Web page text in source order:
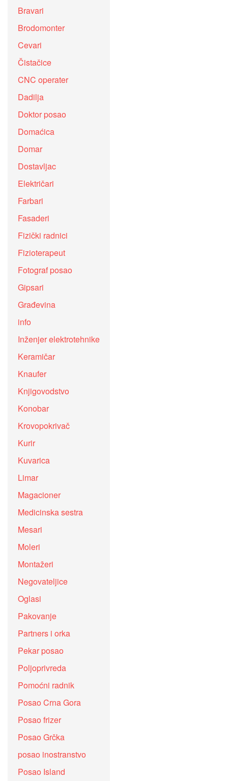
Bravari
Brodomonter
Cevari
Čistačice
CNC operater
Dadilja
Doktor posao
Domaćica
Domar
Dostavljac
Električari
Farbari
Fasaderi
Fizički radnici
Fizioterapeut
Fotograf posao
Gipsari
Građevina
info
Inženjer elektrotehnike
Keramičar
Knaufer
Knjigovodstvo
Konobar
Krovopokrivač
Kurir
Kuvarica
Limar
Magacioner
Medicinska sestra
Mesari
Moleri
Montažeri
Negovateljice
Oglasi
Pakovanje
Partners i orka
Pekar posao
Poljoprivreda
Pomoćni radnik
Posao Crna Gora
Posao frizer
Posao Grčka
posao inostranstvo
Posao Island